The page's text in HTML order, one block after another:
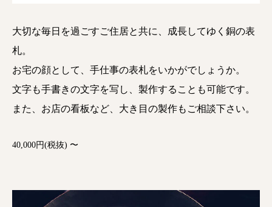
大切な毎日を過ごすご住居と共に、成長してゆく銅の表
札。
お宅の顔として、手仕事の表札をいかがでしょうか。
文字も手書きの文字を写し、製作することも可能です。
また、お店の看板など、大き目の製作もご相談下さい。
40,000円(税抜) 〜